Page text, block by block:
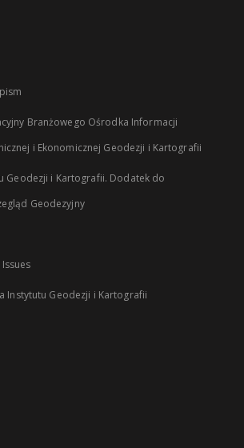
Branżowego Ośrodka Informacji
i Ekonomicznej Geodezji i Kartografii
Geodezji i Kartografii. Dodatek do
Geodezyjny
Instytutu Geodezji i Kartografii